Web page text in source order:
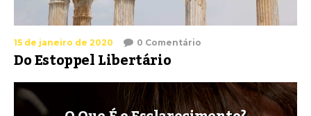
15 de janeiro de 2020 0 Comentário
Do Estoppel Libertário